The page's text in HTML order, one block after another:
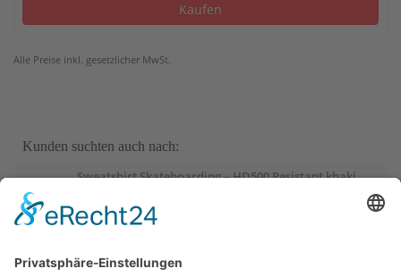
Kaufen
Alle Preise inkl. gesetzlicher MwSt.
Kunden suchten auch nach:
Sweatshirt Skateboarding – HD500 Resistant khaki